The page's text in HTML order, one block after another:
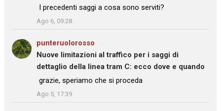
: “I precedenti saggi a cosa sono serviti?
Ago 6, 09:28
punteruolorosso
Nuove limitazioni al traffico per i saggi di
dettaglio della linea tram C: ecco dove e quando
: “
grazie, speriamo che si proceda
”
Ago 5, 17:39